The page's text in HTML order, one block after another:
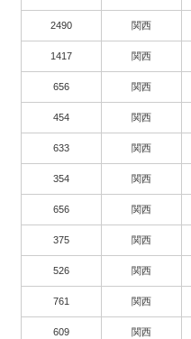
2490 関西
1417 関西
656 関西
454 関西
633 関西
354 関西
656 関西
375 関西
526 関西
761 関西
609 関西